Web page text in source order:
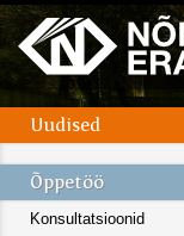
Konsultatsioonid